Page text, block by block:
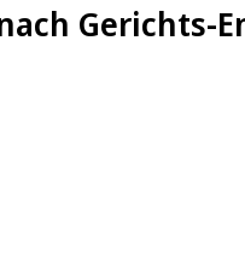
Gerichts-